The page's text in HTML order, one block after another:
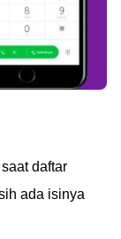
daftar
ada isinya